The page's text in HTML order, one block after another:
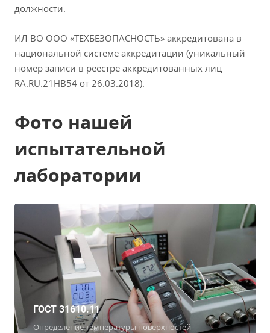
должности.
ИЛ ВО ООО «ТЕХБЕЗОПАСНОСТЬ» аккредитована в
национальной системе аккредитации (уникальный
номер записи в реестре аккредитованных лиц
RA.RU.21HB54 от 26.03.2018).
Фото нашей
испытательной
лаборатории
ГОСТ 31610.11
Определение температуры поверхностей